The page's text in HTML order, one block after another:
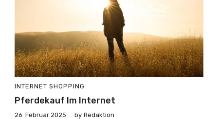
INTERNET SHOPPING
Pferdekauf Im Internet
26. Februar 2025 by Redaktion